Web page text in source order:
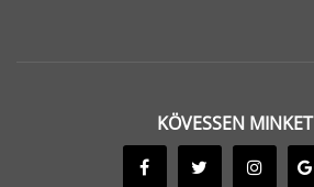
KÖVESSEN MINKET